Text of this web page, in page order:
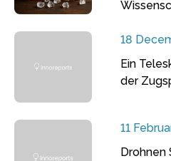
18
Ein
der
11
Drohnen